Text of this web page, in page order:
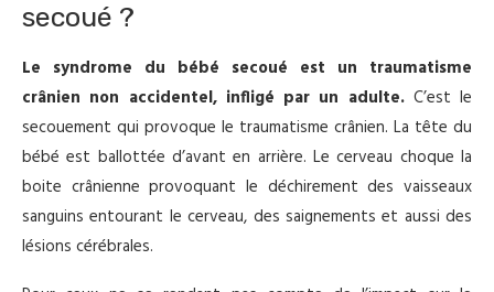
secoué ?
Le syndrome du bébé secoué est un traumatisme
crânien non accidentel, infligé par un adulte.C’est le
secouement qui provoque le traumatisme crânien. La tête du
bébé est ballottée d’avant en arrière. Le cerveau choque la
boite crânienne provoquant le déchirement des vaisseaux
sanguins entourant le cerveau, des saignements et aussi des
lésions cérébrales.